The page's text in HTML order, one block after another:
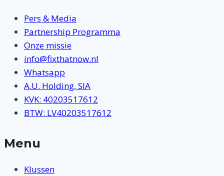
Pers & Media
Partnership Programma
Onze missie
info@fixthatnow.nl
Whatsapp
A.U. Holding, SIA
KVK: 40203517612
BTW: LV40203517612
Menu
Klussen